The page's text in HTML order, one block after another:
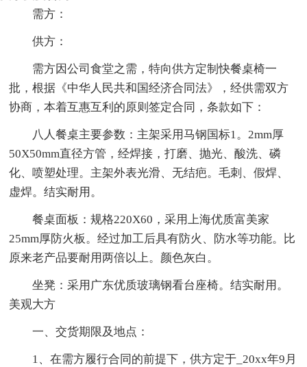
需方：
供方：
需方因公司食堂之需，特向供方定制快餐桌椅一
批，根据《中华人民共和国经济合同法》，经供需双方
协商，本着互惠互利的原则签定合同，条款如下：
八人餐桌主要参数：主架采用马钢国标1。2mm厚
50X50mm直径方管，经焊接，打磨、抛光、酸洗、磷
化、喷塑处理。主架外表光滑、无结疤。毛刺、假焊、
虚焊。结实耐用。
餐桌面板：规格220X60，采用上海优质富美家
25mm厚防火板。经过加工后具有防火、防水等功能。比
原来老产品要耐用两倍以上。颜色灰白。
坐凳：采用广东优质玻璃钢看台座椅。结实耐用。
美观大方
一、交货期限及地点：
1、在需方履行合同的前提下，供方定于_20xx年9月